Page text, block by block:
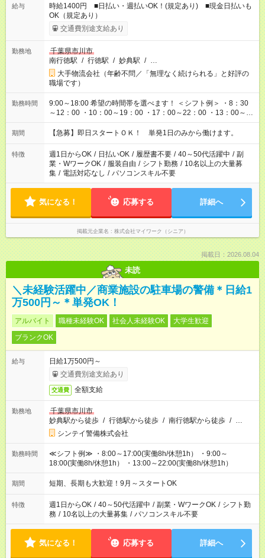
給与
時給1400円 ■日払い・週払いOK！(規定あり) ■現金日払いも
OK（規定あり）
交通費別途支給あり
勤務地
千葉県市川市
南行徳駅 / 行徳駅 / 妙典駅 / …
大手物流会社（年齢不問／「無理なく続けられる」と好評の
職場です）
勤務時間
9:00～18:00 希望の時間帯を選べます！ ＜シフト例＞ ・8：30
～12：00 ・10：00～19：00 ・17：00～22：00 ・13：00～
22：00 ・22：00～翌6：00 など
期間 【急募】即日スタートＯＫ！ 単発1日のみから働けます。
特徴 週1日からOK / 日払いOK / 履歴書不要 / 40～50代活躍中 / 副
業・WワークOK / 服装自由 / シフト勤務 / 10名以上の大量募
集 / 電話対応なし / パソコンスキル不要
気になる！ 応募する 詳細へ
掲載元企業名 株式会社マイワーク（シニア）
掲載日：2026.08.04
未読
＼未経験活躍中／商業施設の駐車場の警備＊日給1
万500円～＊単発OK！
アルバイト 職種未経験OK 社会人未経験OK
大学生歓迎
ブランクOK
給与
日給1万500円～
交通費別途支給あり
交通費 全額支給
勤務地
千葉県市川市
妙典駅から徒歩 / 行徳駅から徒歩 / 南行徳駅から徒歩 / …
シンテイ警備株式会社
勤務時間
≪シフト例≫ ・8:00～17:00(実働8h/休憩1h） ・9:00～
18:00(実働8h/休憩1h） ・13:00～22:00(実働8h/休憩1h）
期間 短期、長期も大歓迎！9月～スタートOK
特徴 週1日からOK / 40～50代活躍中 / 副業・WワークOK / シフト勤
務 / 10名以上の大量募集 / パソコンスキル不要
気になる！ 応募する 詳細へ